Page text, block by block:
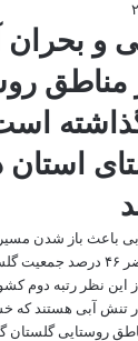
و بحران
مناطق
باعث باز شدن
می‌شود درحال حاضر ۴۶
تنش آبی هستند که
روستایی